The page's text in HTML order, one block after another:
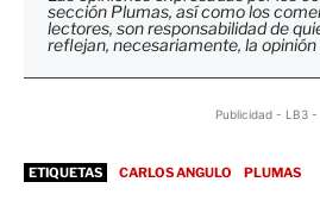
sección Plumas, así como los
lectores, son responsabilidad de
reflejan, necesariamente, la
Publicidad - LB3 -
ETIQUETAS CARLOS ANGULO PLUMAS